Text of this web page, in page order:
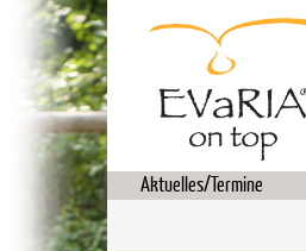
Aktuelles/Termine